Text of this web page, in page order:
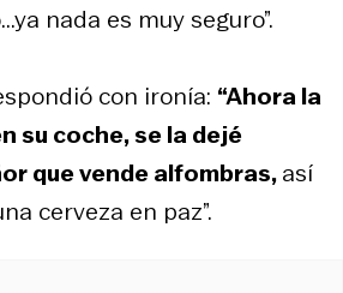
nada es muy seguro”.
con ironía: “Ahora la
su coche, se la dejé
que vende alfombras,así
cerveza en paz”.